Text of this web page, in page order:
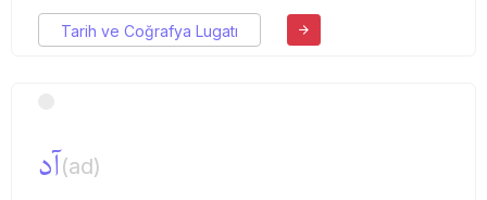
Tarih ve Coğrafya Lugatı
آد(ad)